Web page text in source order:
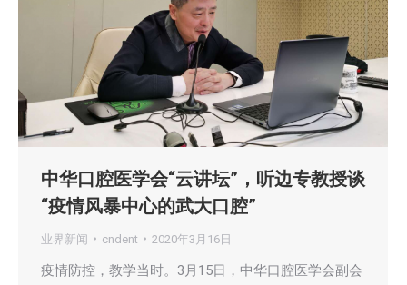
中华口腔医学会“云讲坛”，听边专教授谈
“疫情风暴中心的武大口腔”
业界新闻 cndent 2020年3月16日
疫情防控，教学当时。3月15日，中华口腔医学会副会